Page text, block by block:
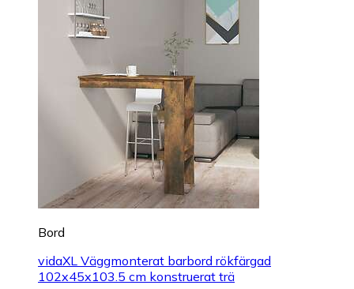
Bord
vidaXL Väggmonterat barbord rökfärgad
102x45x103.5 cm konstruerat trä